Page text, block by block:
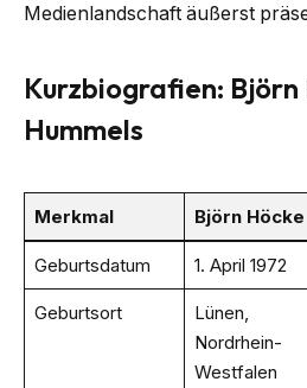
Medienlandschaft äußerst
Kurzbiografien:
Hummels
Merkmal Björn Höcke
Geburtsdatum 1. April 1972
Geburtsort
Lünen,
Nordrhein-
Westfalen